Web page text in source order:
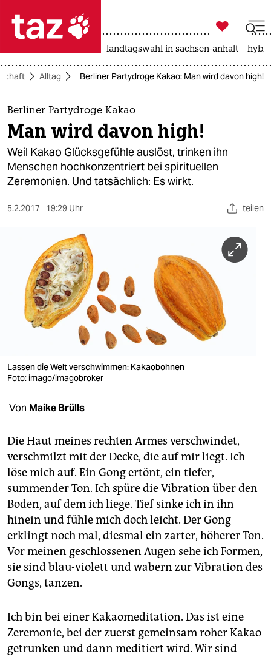
 taz zahl ich
taz zahl ich
themen
politik
öko
berlin
nord
wahrheit
verlag
veranstaltungen
fragen & hilfe
unterstützen
abo
genossenschaft
epaper login

taz zahl ich
landtagswahl in sachsen-anhalt
Alltag Berliner Partydroge Kakao: Man wird davon high!
Berliner Partydroge Kakao
Man wird davon high!
Weil Kakao Glücksgefühle auslöst, trinken ihn
Menschen hochkonzentriert bei spirituellen
Zeremonien. Und tatsächlich: Es wirkt.
5.2.2017 19:29 Uhr teilen
Lassen die Welt verschwimmen: Kakaobohnen
Foto: imago/imagobroker
Von Maike Brülls
Die Haut meines rechten Armes verschwindet,
verschmilzt mit der Decke, die auf mir liegt. Ich
löse mich auf. Ein Gong ertönt, ein tiefer,
summender Ton. Ich spüre die Vibration über den
Boden, auf dem ich liege. Tief sinke ich in ihn
hinein und fühle mich doch leicht. Der Gong
erklingt noch mal, diesmal ein zarter, höherer Ton.
Vor meinen geschlossenen Augen sehe ich Formen,
sie sind blau-violett und wabern zur Vibration des
Gongs, tanzen.
Ich bin bei einer Kakaomeditation. Das ist eine
Zeremonie, bei der zuerst gemeinsam roher Kakao
getrunken und dann meditiert wird. Wir sind